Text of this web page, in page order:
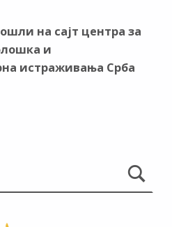
на сајт центра за
и
истраживања Срба